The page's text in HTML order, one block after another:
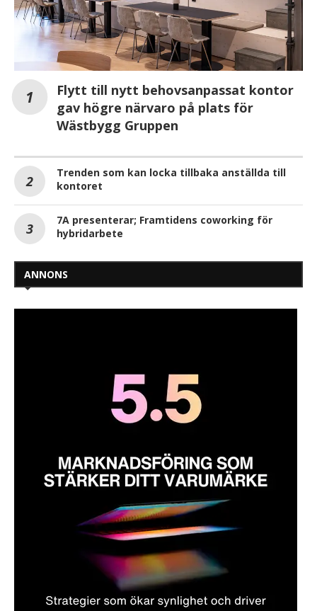
Flytt till nytt behovsanpassat kontor
gav högre närvaro på plats för
Wästbygg Gruppen
Trenden som kan locka tillbaka anställda till
kontoret
7A presenterar; Framtidens coworking för
hybridarbete
ANNONS